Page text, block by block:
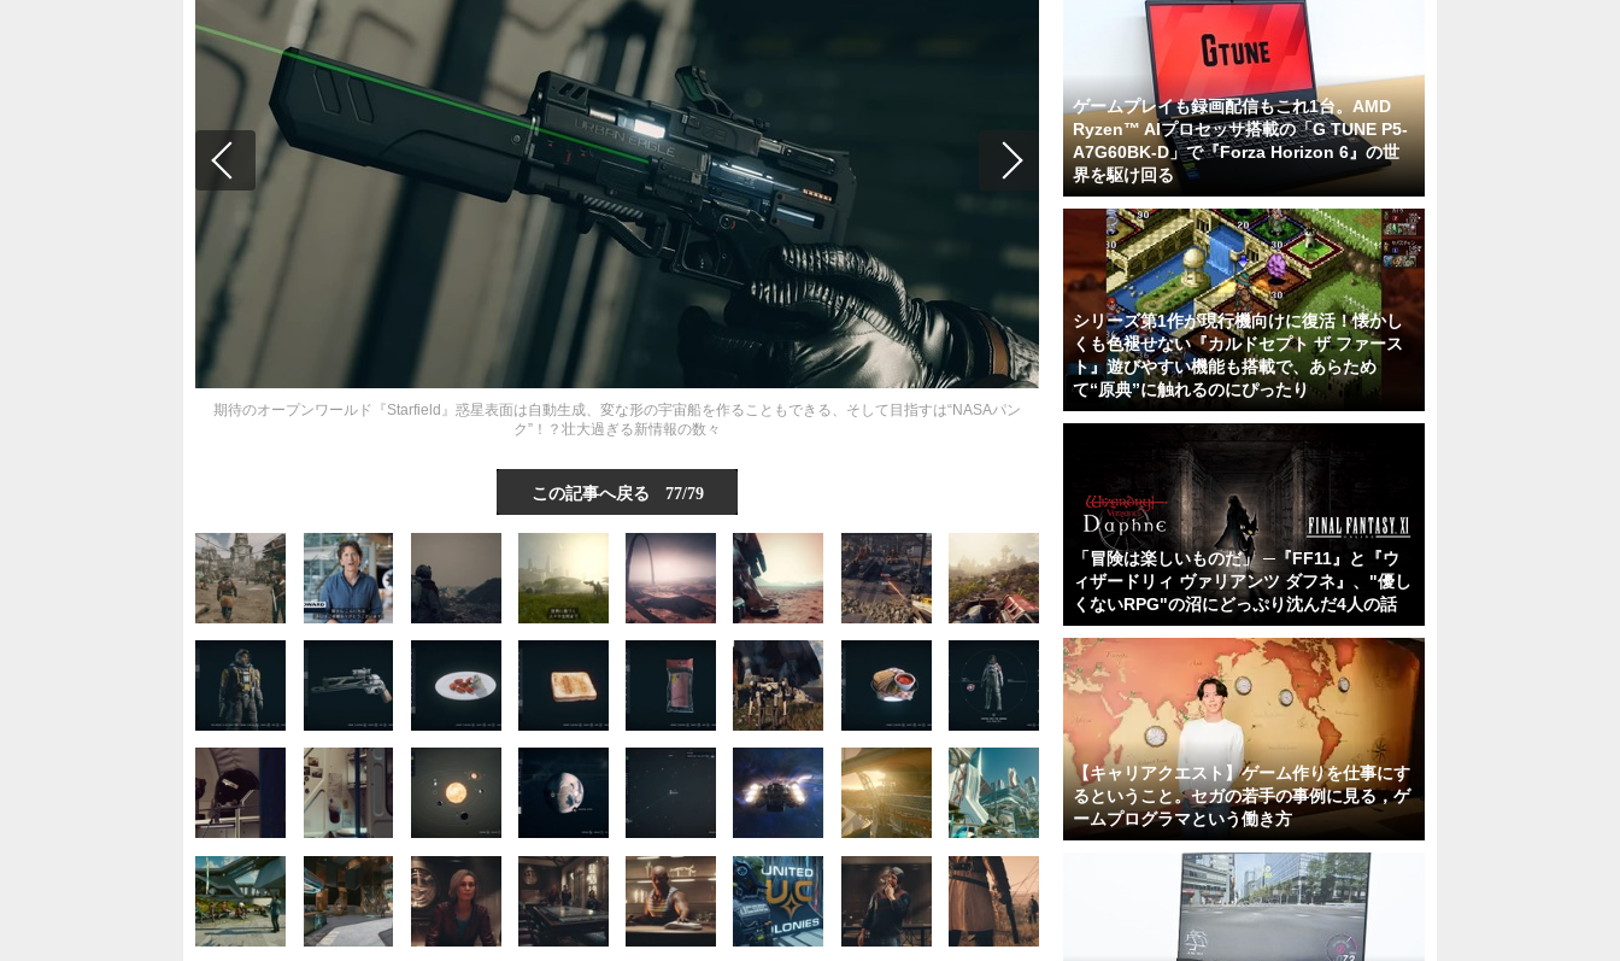
期待のオープンワールド『Starfield』惑星表面は自動生成、変な形の宇宙船を作ることもできる、そして目指すは“NASAパン
ク”！？壮大過ぎる新情報の数々
この記事へ戻る 77/79
ゲームプレイも録画配信もこれ1台。AMD
Ryzen™ AIプロセッサ搭載の「G TUNE P5-
A7G60BK-D」で『Forza Horizon 6』の世
界を駆け回る
シリーズ第1作が現行機向けに復活！懐かし
くも色褪せない『カルドセプト ザ ファース
ト』遊びやすい機能も搭載で、あらため
て“原典”に触れるのにぴったり
「冒険は楽しいものだ」 ─『FF11』と『ウ
ィザードリィ ヴァリアンツ ダフネ』、"優し
くないRPG"の沼にどっぷり沈んだ4人の話
【キャリアクエスト】ゲーム作りを仕事にす
るということ。セガの若手の事例に見る，ゲ
ームプログラマという働き方